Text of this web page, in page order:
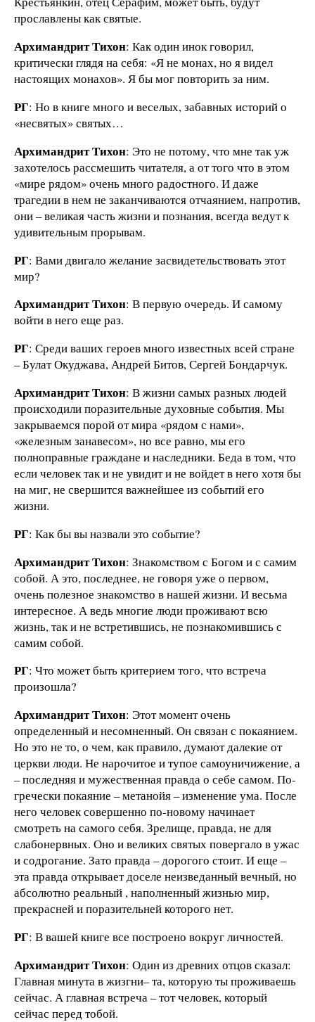
прославлены как святые.
Архимандрит Тихон: Как один инок говорил,
критически глядя на себя: «Я не монах, но я видел
настоящих монахов». Я бы мог повторить за ним.
РГ: Но в книге много и веселых, забавных историй о
«несвятых» святых…
Архимандрит Тихон: Это не потому, что мне так уж
захотелось рассмешить читателя, а от того что в этом
«мире рядом» очень много радостного. И даже
трагедии в нем не заканчиваются отчаянием, напротив,
они – великая часть жизни и познания, всегда ведут к
удивительным прорывам.
РГ: Вами двигало желание засвидетельствовать этот
мир?
Архимандрит Тихон: В первую очередь. И самому
войти в него еще раз.
РГ: Среди ваших героев много известных всей стране
– Булат Окуджава, Андрей Битов, Сергей Бондарчук.
Архимандрит Тихон: В жизни самых разных людей
происходили поразительные духовные события. Мы
закрываемся порой от мира «рядом с нами»,
«железным занавесом», но все равно, мы его
полноправные граждане и наследники. Беда в том, что
если человек так и не увидит и не войдет в него хотя бы
на миг, не свершится важнейшее из событий его
жизни.
РГ: Как бы вы назвали это событие?
Архимандрит Тихон: Знакомством с Богом и с самим
собой. А это, последнее, не говоря уже о первом,
очень полезное знакомство в нашей жизни. И весьма
интересное. А ведь многие люди проживают всю
жизнь, так и не встретившись, не познакомившись с
самим собой.
РГ: Что может быть критерием того, что встреча
произошла?
Архимандрит Тихон: Этот момент очень
определенный и несомненный. Он связан с покаянием.
Но это не то, о чем, как правило, думают далекие от
церкви люди. Не нарочитое и тупое самоуничижение, а
– последняя и мужественная правда о себе самом. По-
гречески покаяние – метанойя – изменение ума. После
него человек совершенно по-новому начинает
смотреть на самого себя. Зрелище, правда, не для
слабонервных. Оно и великих святых повергало в ужас
и содрогание. Зато правда – дорогого стоит. И еще –
эта правда открывает доселе неизведанный вечный, но
абсолютно реальный , наполненный жизнью мир,
прекрасней и поразительней которого нет.
РГ: В вашей книге все построено вокруг личностей.
Архимандрит Тихон: Один из древних отцов сказал:
Главная минута в жизгни– та, которую ты проживаешь
сейчас. А главная встреча – тот человек, который
сейчас перед тобой.